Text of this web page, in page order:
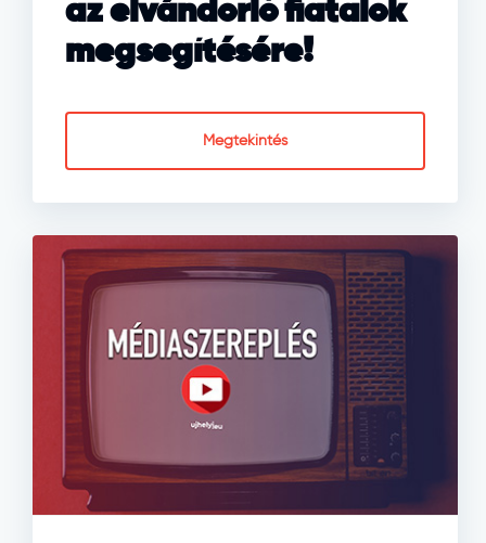
az elvándorló fiatalok
megsegítésére!
Megtekintés